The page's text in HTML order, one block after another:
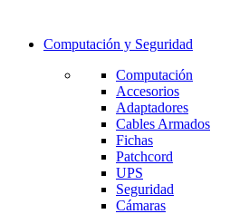
Computación y Seguridad
Computación
Accesorios
Adaptadores
Cables Armados
Fichas
Patchcord
UPS
Seguridad
Cámaras